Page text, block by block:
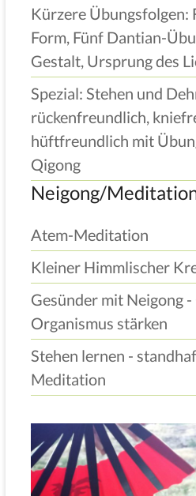
Kürzere Übungsfolgen:
Form, Fünf Dantian-
Gestalt, Ursprung des
Spezial: Stehen und
rückenfreundlich,
hüftfreundlich mit
Qigong
Neigong/
Atem-Meditation
Kleiner Himmlischer
Gesünder mit Neigong
Organismus stärken
Stehen lernen -
Meditation